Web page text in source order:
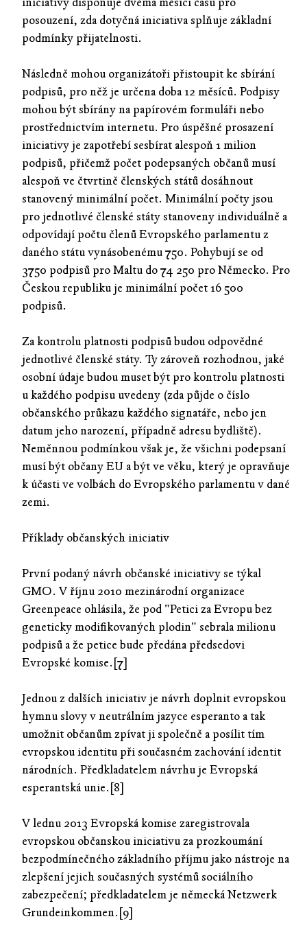
posouzení, zda dotyčná iniciativa splňuje základní
podmínky přijatelnosti.
Následně mohou organizátoři přistoupit ke sbírání
podpisů, pro něž je určena doba 12 měsíců. Podpisy
mohou být sbírány na papírovém formuláři nebo
prostřednictvím internetu. Pro úspěšné prosazení
iniciativy je zapotřebí sesbírat alespoň 1 milion
podpisů, přičemž počet podepsaných občanů musí
alespoň ve čtvrtině členských států dosáhnout
stanovený minimální počet. Minimální počty jsou
pro jednotlivé členské státy stanoveny individuálně a
odpovídají počtu členů Evropského parlamentu z
daného státu vynásobenému 750. Pohybují se od
3750 podpisů pro Maltu do 74 250 pro Německo. Pro
Českou republiku je minimální počet 16 500
podpisů.
Za kontrolu platnosti podpisů budou odpovědné
jednotlivé členské státy. Ty zároveň rozhodnou, jaké
osobní údaje budou muset být pro kontrolu platnosti
u každého podpisu uvedeny (zda půjde o číslo
občanského průkazu každého signatáře, nebo jen
datum jeho narození, případně adresu bydliště).
Neměnnou podmínkou však je, že všichni podepsaní
musí být občany EU a být ve věku, který je opravňuje
k účasti ve volbách do Evropského parlamentu v dané
zemi.
Příklady občanských iniciativ
První podaný návrh občanské iniciativy se týkal
GMO. V říjnu 2010 mezinárodní organizace
Greenpeace ohlásila, že pod "Petici za Evropu bez
geneticky modifikovaných plodin" sebrala milionu
podpisů a že petice bude předána předsedovi
Evropské komise.[7]
Jednou z dalších iniciativ je návrh doplnit evropskou
hymnu slovy v neutrálním jazyce esperanto a tak
umožnit občanům zpívat ji společně a posílit tím
evropskou identitu při současném zachování identit
národních. Předkladatelem návrhu je Evropská
esperantská unie.[8]
V lednu 2013 Evropská komise zaregistrovala
evropskou občanskou iniciativu za prozkoumání
bezpodmínečného základního příjmu jako nástroje na
zlepšení jejich současných systémů sociálního
zabezpečení; předkladatelem je německá Netzwerk
Grundeinkommen.[9]